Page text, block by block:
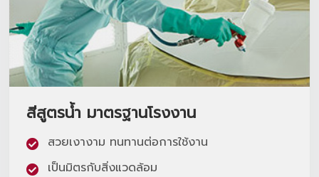
สีสูตรน้ำ มาตรฐานโรงงาน
สวยเงางาม ทนทานต่อการใช้งาน
เป็นมิตรกับสิ่งแวดล้อม